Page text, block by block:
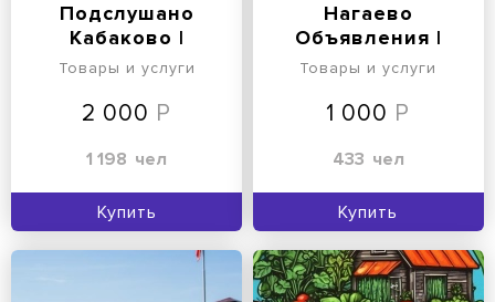
Подслушано
Кабаково |
Кармаскалинский
Товары и услуги
2 000
1 198 чел
Купить
Нагаево
Объявления |
Уфимский район
Товары и услуги
1 000
433 чел
Купить